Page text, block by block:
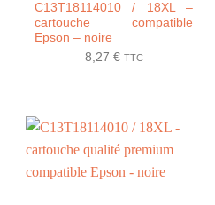
C13T18114010 / 18XL –
cartouche compatible
Epson – noire
8,27 € TTC